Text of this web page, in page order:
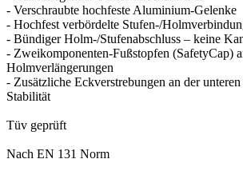
- Verschraubte hochfeste Aluminium-Gelenke
- Hochfest verbördelte Stufen-/
- Bündiger Holm-/Stufenabschluss – keine
- Zweikomponenten-Fußstopfen (SafetyCap)
Holmverlängerungen
- Zusätzliche Eckverstrebungen an der
Stabilität
Tüv geprüft
Nach EN 131 Norm